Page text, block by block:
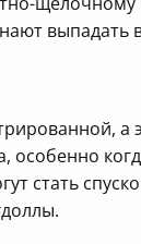
а
стать